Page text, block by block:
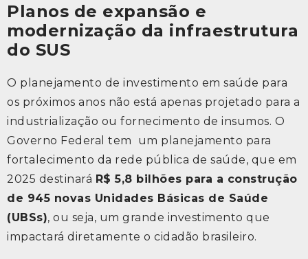
Planos de expansão e
modernização da infraestrutura
do SUS
O planejamento de investimento em saúde para
os próximos anos não está apenas projetado para a
industrialização ou fornecimento de insumos. O
Governo Federal tem um planejamento para
fortalecimento da rede pública de saúde, que em
2025 destinará R$ 5,8 bilhões para a construção
de 945 novas Unidades Básicas de Saúde
(UBSs), ou seja, um grande investimento que
impactará diretamente o cidadão brasileiro.